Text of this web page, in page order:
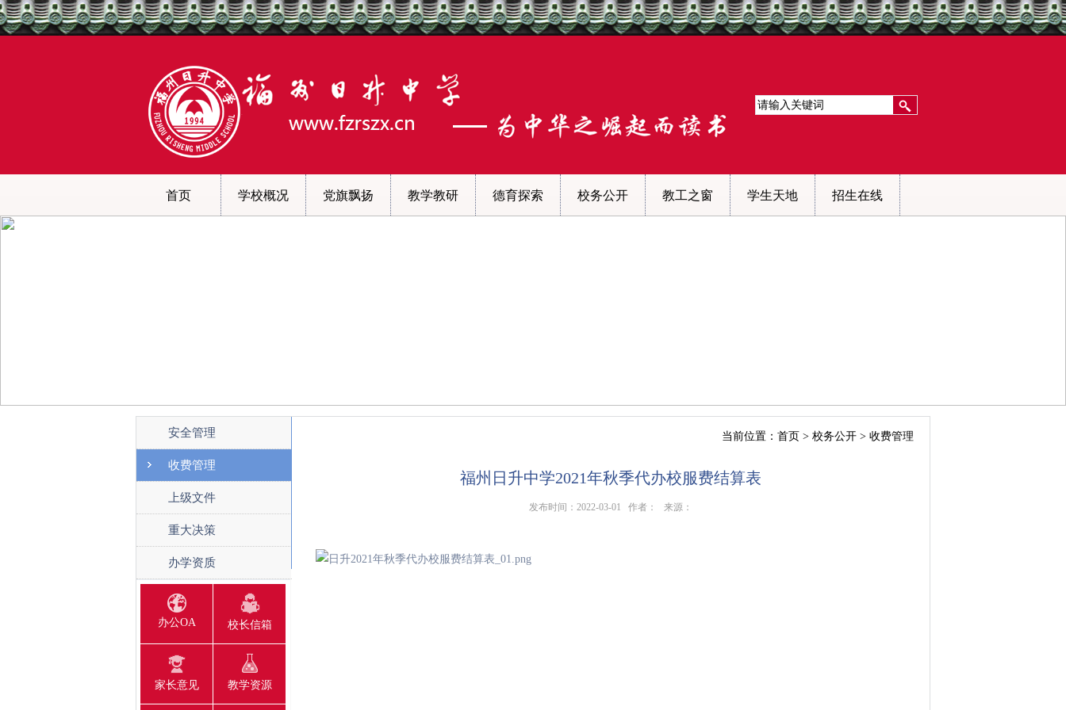
首页 学校概况 党旗飘扬 教学教研 德育探索 校务公开 教工之窗 学生天地 招生在线
安全管理
收费管理
上级文件
重大决策
办学资质
办公OA 校长信箱
家长意见 教学资源
当前位置： 首页 > 校务公开 > 收费管理
福州日升中学2021年秋季代办校服费结算表
发布时间：2022-03-01 作者： 来源：